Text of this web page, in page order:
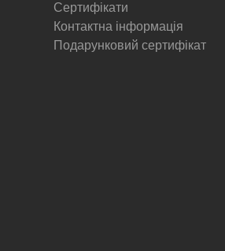
Сертифікати
Контактна інформація
Подарунковий сертифікат